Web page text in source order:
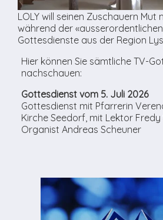
LOLY will seinen Zuschauern Mut
während der
Gottesdienste aus der Region
Hier können Sie sämtliche TV-
nachschauen:
Gottesdienst vom 5. Juli 2026
Gottesdienst mit Pfarrerin
Kirche Seedorf, mit Lektor
Organist Andreas Scheuner